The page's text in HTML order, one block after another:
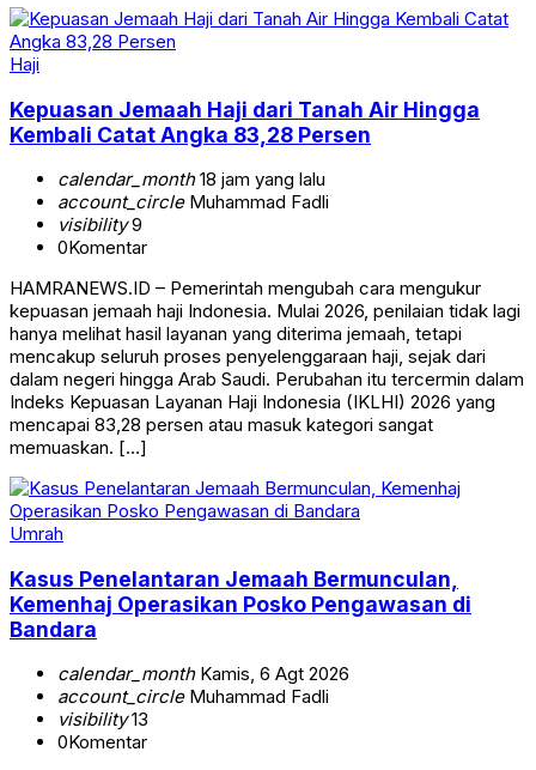
Haji
Kepuasan Jemaah Haji dari Tanah Air Hingga
Kembali Catat Angka 83,28 Persen
calendar_month18 jam yang lalu
account_circleMuhammad Fadli
visibility9
0Komentar
HAMRANEWS.ID – Pemerintah mengubah cara mengukur
kepuasan jemaah haji Indonesia. Mulai 2026, penilaian tidak lagi
hanya melihat hasil layanan yang diterima jemaah, tetapi
mencakup seluruh proses penyelenggaraan haji, sejak dari
dalam negeri hingga Arab Saudi. Perubahan itu tercermin dalam
Indeks Kepuasan Layanan Haji Indonesia (IKLHI) 2026 yang
mencapai 83,28 persen atau masuk kategori sangat
memuaskan. […]
Umrah
Kasus Penelantaran Jemaah Bermunculan,
Kemenhaj Operasikan Posko Pengawasan di
Bandara
calendar_monthKamis, 6 Agt 2026
account_circleMuhammad Fadli
visibility13
0Komentar